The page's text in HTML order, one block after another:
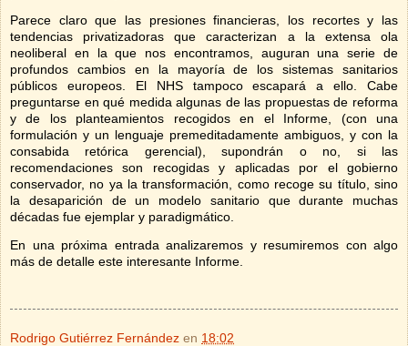
Parece claro que las presiones financieras, los recortes y las
tendencias privatizadoras que caracterizan a la extensa ola
neoliberal en la que nos encontramos, auguran una serie de
profundos cambios en la mayoría de los sistemas sanitarios
públicos europeos. El NHS tampoco escapará a ello. Cabe
preguntarse en qué medida algunas de las propuestas de reforma
y de los planteamientos recogidos en el Informe, (con una
formulación y un lenguaje premeditadamente ambiguos, y con la
consabida retórica gerencial), supondrán o no, si las
recomendaciones son recogidas y aplicadas por el gobierno
conservador, no ya la transformación, como recoge su título, sino
la desaparición de un modelo sanitario que durante muchas
décadas fue ejemplar y paradigmático.
En una próxima entrada analizaremos y resumiremos con algo
más de detalle este interesante Informe.
Rodrigo Gutiérrez Fernández en 18:02